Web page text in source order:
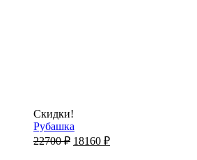
Скидки!
Рубашка
22700₽ 18160 ₽